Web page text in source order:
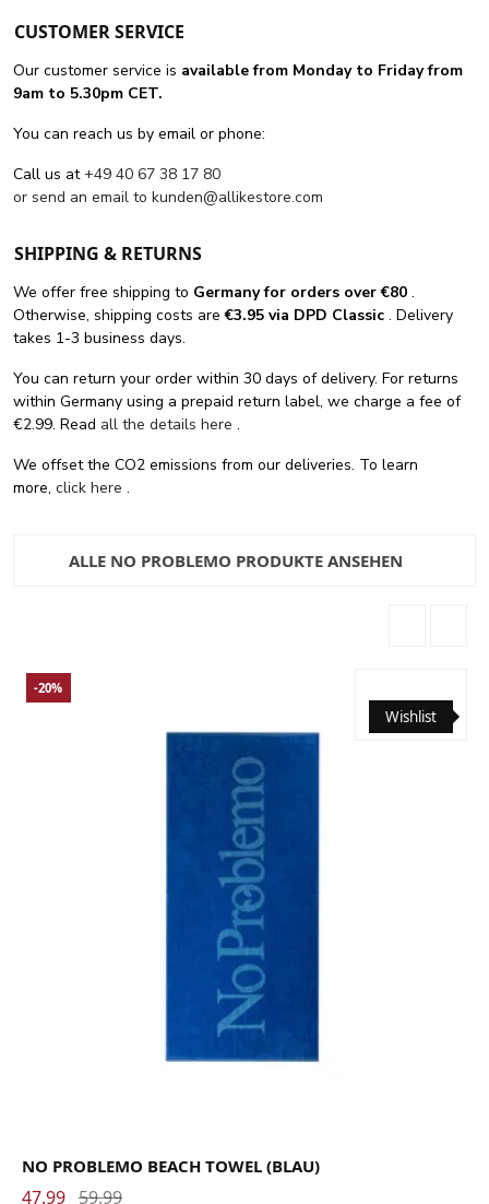
CUSTOMER SERVICE
Our customer service is available from Monday to Friday from
9am to 5.30pm CET.
You can reach us by email or phone:
Call us at+49 40 67 38 17 80
or send an email to kunden@allikestore.com
SHIPPING & RETURNS
We offer free shipping to Germany for orders over €80 .
Otherwise, shipping costs are€3.95 via DPD Classic . Delivery
takes 1-3 business days.
You can return your order within 30 days of delivery. For returns
within Germany using a prepaid return label, we charge a fee of
€2.99. Read all the details here .
We offset the CO2 emissions from our deliveries. To learn
more, click here .
ALLE NO PROBLEMO PRODUKTE ANSEHEN
Wishlist
-20%
NO PROBLEMO BEACH TOWEL (BLAU)
47.99 59.99